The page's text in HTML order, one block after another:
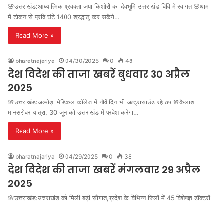
🌸उत्तराखंड:आध्यात्मिक प्रवक्ता जया किशोरी का देवभूमि उत्तराखंड विवि में स्वागत 🌸धाम
में टोकन से प्रति घंटे 1400 श्रद्धालु कर सकेंगे…
Read More »
bharatnajariya 04/30/2025 0 48
देश विदेश की ताजा खबरें बुधवार 30 अप्रैल
2025
🌸उत्तराखंड:अल्मोड़ा मेडिकल कॉलेज में नौवें दिन भी अल्ट्रासाउंड रहे ठप 🌸कैलाश
मानसरोवर यात्रा, 30 जून को उत्तराखंड में प्रवेश करेगा…
Read More »
bharatnajariya 04/29/2025 0 38
देश विदेश की ताजा खबरें मंगलवार 29 अप्रैल
2025
🌸उत्तराखंड:उत्तराखंड को मिली बड़ी सौगात,प्रदेश के विभिन्न जिलों में 45 विशेषज्ञ डॉक्टरों